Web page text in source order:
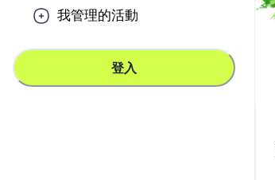
我管理的活動
登入